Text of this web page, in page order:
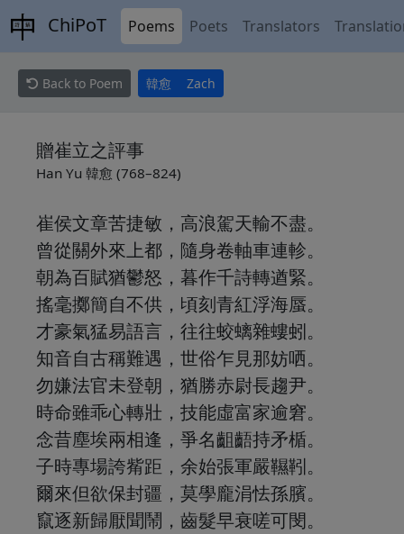
ChiPoT Poems Poets Translators
Back to Poem 韓愈 Zach
贈崔立之評事
Han Yu 韓愈 (768–824)
崔侯文章苦捷敏，高浪駕天輸不盡。
曾從關外來上都，隨身卷軸車連軫。
朝為百賦猶鬱怒，暮作千詩轉遒緊。
搖毫擲簡自不供，頃刻青紅浮海蜃。
才豪氣猛易語言，往往蛟螭雜螻蚓。
知音自古稱難遇，世俗乍見那妨哂。
勿嫌法官未登朝，猶勝赤尉長趨尹。
時命雖乖心轉壯，技能虛富家逾窘。
念昔塵埃兩相逢，爭名齟齬持矛楯。
子時專場誇觜距，余始張軍嚴韅靷。
爾來但欲保封疆，莫學龐涓怯孫臏。
竄逐新歸厭聞鬧，齒髮早衰嗟可閔。